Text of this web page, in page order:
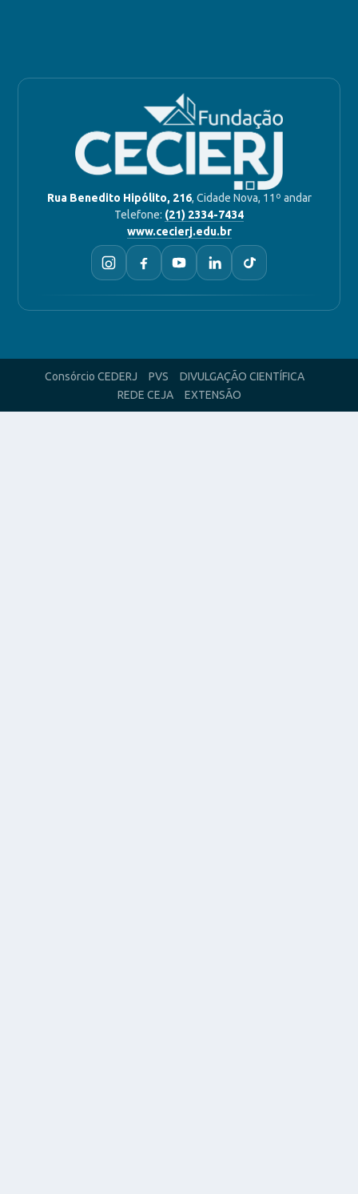
Rua Benedito Hipólito, 216, Cidade Nova, 11º andar
Telefone: (21) 2334-7434
www.cecierj.edu.br
Consórcio CEDERJ PVS
DIVULGAÇÃO CIENTÍFICA
REDE CEJA
EXTENSÃO